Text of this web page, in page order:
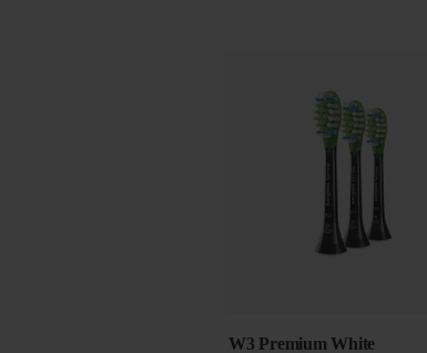
W3 Premium White